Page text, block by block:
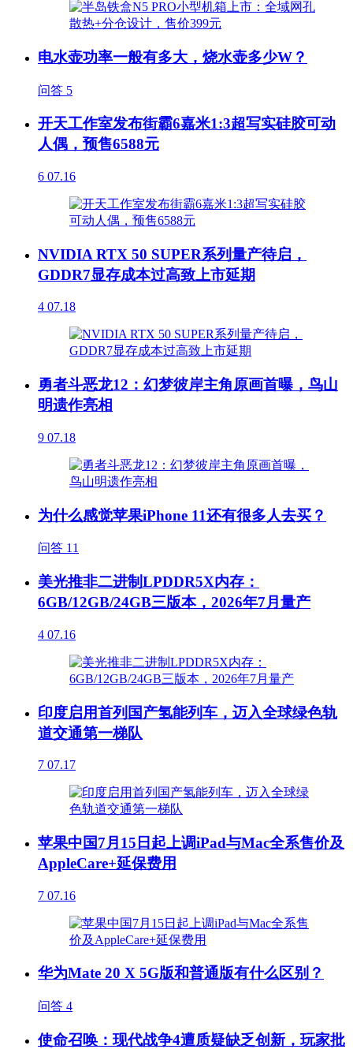
电水壶功率一般有多大，烧水壶多少W？
问答 5
开天工作室发布街霸6嘉米1:3超写实硅胶可动
人偶，预售6588元
6 07.16
NVIDIA RTX 50 SUPER系列量产待启，
GDDR7显存成本过高致上市延期
4 07.18
勇者斗恶龙12：幻梦彼岸主角原画首曝，鸟山
明遗作亮相
9 07.18
为什么感觉苹果iPhone 11还有很多人去买？
问答 11
美光推非二进制LPDDR5X内存：
6GB/12GB/24GB三版本，2026年7月量产
4 07.16
印度启用首列国产氢能列车，迈入全球绿色轨
道交通第一梯队
7 07.17
苹果中国7月15日起上调iPad与Mac全系售价及
AppleCare+延保费用
7 07.16
华为Mate 20 X 5G版和普通版有什么区别？
问答 4
使命召唤：现代战争4遭质疑缺乏创新，玩家批